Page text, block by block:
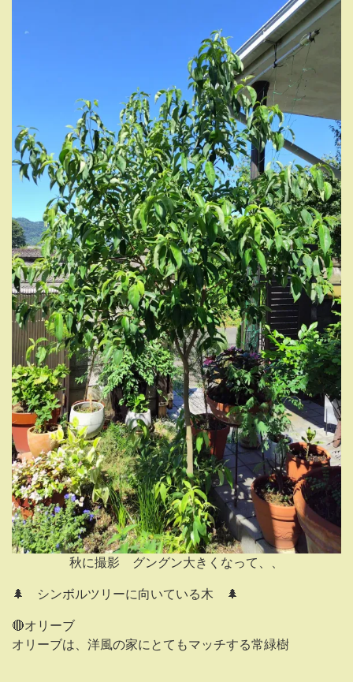
秋に撮影 グングン大きくなって、、
🌲 シンボルツリーに向いている木 🌲
🔴オリーブ
オリーブは、洋風の家にとてもマッチする常緑樹